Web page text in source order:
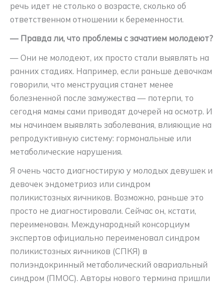
речь идет не столько о возрасте, сколько об
ответственном отношении к беременности.
— Правда ли, что проблемы с зачатием молодеют?
— Они не молодеют, их просто стали выявлять на
ранних стадиях. Например, если раньше девочкам
говорили, что менструация станет менее
болезненной после замужества — потерпи, то
сегодня мамы сами приводят дочерей на осмотр. И
мы начинаем выявлять заболевания, влияющие на
репродуктивную систему: гормональные или
метаболические нарушения.
Я очень часто диагностирую у молодых девушек и
девочек эндометриоз или синдром
поликистозных яичников. Возможно, раньше это
просто не диагностировали. Сейчас он, кстати,
переименован. Международный консорциум
экспертов официально переименовал синдром
поликистозных яичников (СПКЯ) в
полиэндокринный метаболический овариальный
синдром (ПМОС). Авторы нового термина пришли